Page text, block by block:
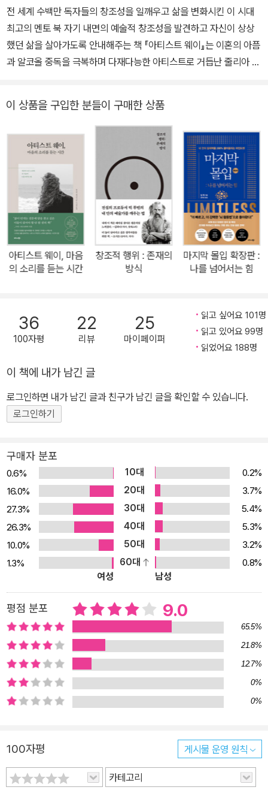
전 세계 수백만 독자들의 창조성을 일깨우고 삶을 변화시킨 이 시대
최고의 멘토 북 자기 내면의 예술적 창조성을 발견하고 자신이 상상
했던 삶을 살아가도록 안내해주는 책 『아티스트 웨이』는 이혼의 아픔
과 알코올 중독을 극복하며 다재다능한 아티스트로 거듭난 줄리아 카
일 ‘모닝 페이지’에 내면의 소리를 적어나가거나 잠시 밖으로 나가 자
기만을 위한 ‘아티스트 데이트’를 즐기는 등 지극히 단순한 실천에서
시작하는 12주간의 창조성 워크숍을 통해 화가·작가·음악가·연예인·
가정주부·변호사·비즈니스맨·학생에 이르기까지 다양한 직업의 사람
들이 창조적 활동을 일상적으로 수행할 수 있게 되었다. 이렇게 창조
성의 분출을 체험한 이들이 하나둘 늘어나며 입소문을 타다가 베스트
셀러에 오른 이 책은 『뉴욕 타임스』, 스미스소니언 박물관, 줄리아드
음악학교의 권장도서로 선정되었으며, 40개 언어로 번역되어 마침
내 전 세계 수백만 독자들의 삶을 변화시켰다. 이 책의 12주 과정은
수많은 기업과 단체의 자기계발 프로그램으로 채택되었으며, 컬럼비
시대 최고의 멘토 북 『뉴욕 타임스』, 『퍼블리셔스 위클리』 30주 연속
베스트셀러 아마존 장기 베스트셀러 『뉴욕 타임스』, 스미스소니언 박
“창조성을 가르쳐드립니다!” 이 책 한 권으로 세계적인 명사이자 베
스트셀러 작가가 된 줄리아 카메론이 처음 뉴욕에서 이렇게 말했을
때 많은 사람들이 의아해했다. 하지만 시간이 지나면서 소수의 수강
서 하나의 문화현상이 될 만큼 많은 사람들의 삶을 변화시켰다. 화가
는 그림을 그리고, 배우는 연기를 하고, 감독은 다시 연출을 했다. 꿈
을 묻어둔 채 무미건조한 일상을 흘려보내던 사람들은 마침내 자기만
의 예술활동을 시작했다. 창조성의 분출을 체험한 이들은 이를 혼자
서만 간직하지 않고 다른 사람들과도 나누었다. 든든한 친구들의 지
원 속에서 예술작품이 활짝 피어났다. 파나마의 정글에서도, 오스트
레일리아의 오지에서도 『아티스트 웨이』 소모임이 결성되었으며, 지
금도 이런 모임은 덩굴처럼 곳곳으로 뻗어나가고 있다. 당신이 꿈꿔
(아티스트)이 있다고 말한다. 창조성이 제대로 표현되지 못했을 때 불
행하게도 사람들은 질투, 분노, 후회, 슬픔, 무기력, 회의감 등에 창조
적 에너지를 소모하게 된다. 창조성 회복을 위해 카메론이 특히 강조
하는 실천도구는 모닝 페이지와 아티스트 데이트이다. ‘모닝 페이
지’란 매일 아침 눈을 뜨자마자 머릿속에 떠오르는 생각을 아무것이
나 자유롭게 써나가는 것으로, 이를 통해 내면의 솔직한 목소리에 귀
는 따위의 일을 놀이처럼 즐기면서 어린아이 같은 자기 내면의 아티
스트를 키워가는 것이다. 이런 도구를 기반으로 하는 창조성 워크숍
을 통해 화가·작가·음악가·연예인·가정주부·변호사·비즈니스맨·학생
이 상품을 구입한 분들이 구매한 상품
아티스트 웨이, 마음
의 소리를 듣는 시간
창조적 행위 : 존재의
방식
마지막 몰입 확장판 :
나를 넘어서는 힘
36
100자평
22
리뷰
25
마이페이퍼
읽고 싶어요 101명
읽고 있어요 99명
읽었어요 188명
이 책에 내가 남긴 글
로그인하면 내가 남긴 글과 친구가 남긴 글을 확인할 수 있습니다.
로그인하기
구매자 분포
0.6% 10대
0.2%
16.0%
20대
3.7%
27.3%
30대
5.4%
26.3%
40대
5.3%
10.0%
50대
3.2%
1.3%
60대
0.8%
여성
남성
평점 분포 9.0
65.5%
21.8%
12.7%
0%
0%
100자평 게시물 운영 원칙
카테고리